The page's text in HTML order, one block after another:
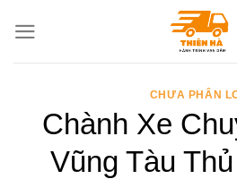
CHƯA PHÂN
Chành Xe
Vũng Tàu